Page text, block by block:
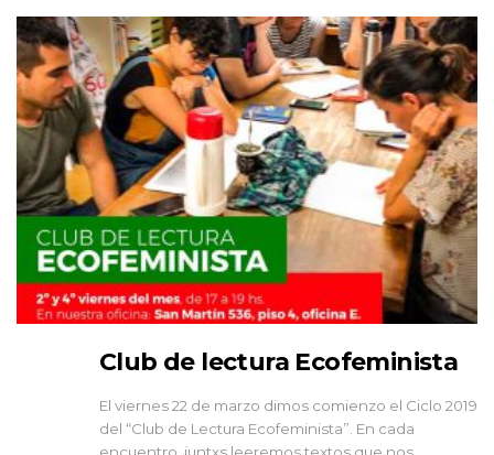
Club de lectura Ecofeminista
El viernes 22 de marzo dimos comienzo el Ciclo 2019
del “Club de Lectura Ecofeminista”. En cada